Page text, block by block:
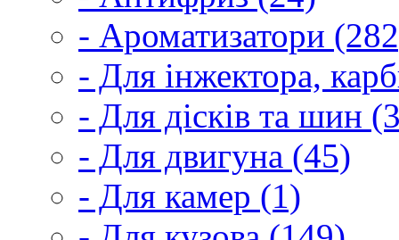
- Ароматизатори
- Для інжектора,
- Для дісків та шин
- Для двигуна (45)
- Для камер (1)